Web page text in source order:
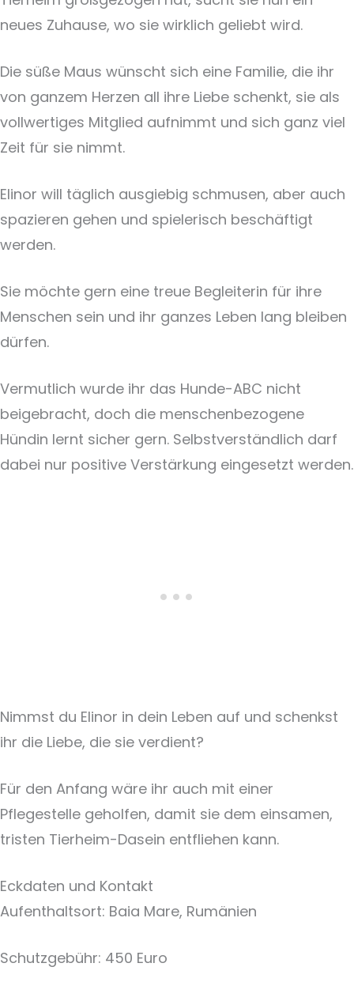
neues Zuhause, wo sie wirklich geliebt wird.
Die süße Maus wünscht sich eine Familie, die ihr
von ganzem Herzen all ihre Liebe schenkt, sie als
vollwertiges Mitglied aufnimmt und sich ganz viel
Zeit für sie nimmt.
Elinor will täglich ausgiebig schmusen, aber auch
spazieren gehen und spielerisch beschäftigt
werden.
Sie möchte gern eine treue Begleiterin für ihre
Menschen sein und ihr ganzes Leben lang bleiben
dürfen.
Vermutlich wurde ihr das Hunde-ABC nicht
beigebracht, doch die menschenbezogene
Hündin lernt sicher gern. Selbstverständlich darf
dabei nur positive Verstärkung eingesetzt werden.
Nimmst du Elinor in dein Leben auf und schenkst
ihr die Liebe, die sie verdient?
Für den Anfang wäre ihr auch mit einer
Pflegestelle geholfen, damit sie dem einsamen,
tristen Tierheim-Dasein entfliehen kann.
Eckdaten und Kontakt
Aufenthaltsort: Baia Mare, Rumänien
Schutzgebühr: 450 Euro